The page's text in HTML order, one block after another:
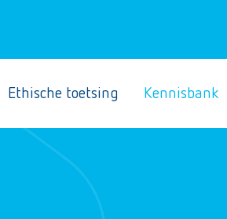
Ethische toetsing Kennisbank